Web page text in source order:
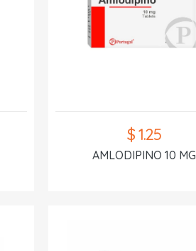
$ 1.25
AMLODIPINO 10 MG